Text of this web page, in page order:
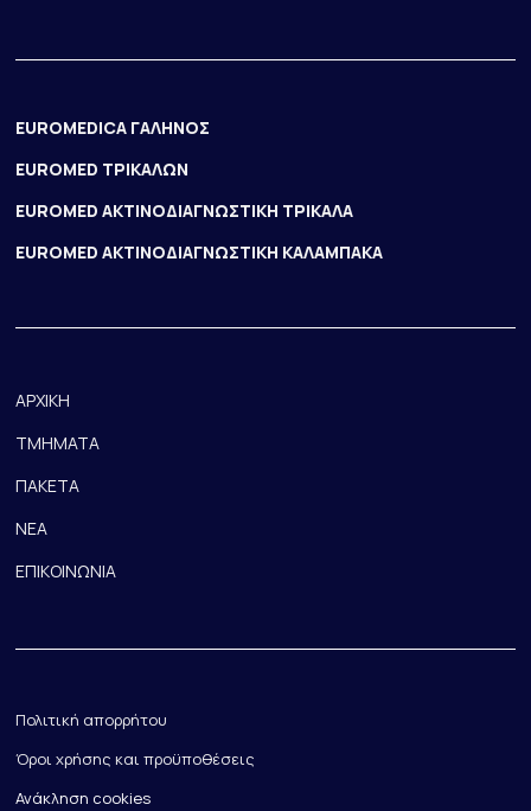
EUROMEDICA ΓΑΛΗΝΟΣ
EUROMED ΤΡΙΚΑΛΩΝ
EUROMED ΑΚΤΙΝΟΔΙΑΓΝΩΣΤΙΚΗ ΤΡΙΚΑΛΑ
EUROMED ΑΚΤΙΝΟΔΙΑΓΝΩΣΤΙΚΗ ΚΑΛΑΜΠΑΚΑ
ΑΡΧΙΚΗ
ΤΜΗΜΑΤΑ
ΠΑΚΕΤΑ
ΝΕΑ
ΕΠΙΚΟΙΝΩΝΙΑ
Πολιτική απορρήτου
Όροι χρήσης και προϋποθέσεις
Ανάκληση cookies